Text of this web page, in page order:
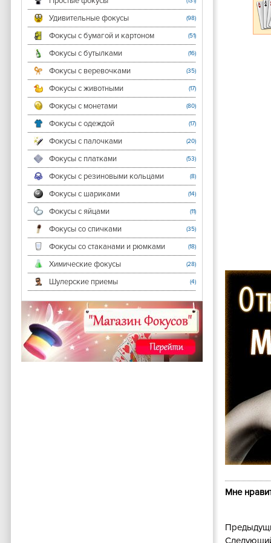
Удивительные фокусы (98)
Фокусы с бумагой и картоном (51)
Фокусы с бутылками (16)
Фокусы с веревочками (35)
Фокусы с животными (17)
Фокусы с монетами (80)
Фокусы с одеждой (17)
Фокусы с палочками (20)
Фокусы с платками (53)
Фокусы с резиновыми кольцами (8)
Фокусы с шариками (14)
Фокусы с яйцами (11)
Фокусы со спичками (35)
Фокусы со стаканами и рюмками (18)
Химические фокусы (28)
Шулерские приемы (4)
Мне